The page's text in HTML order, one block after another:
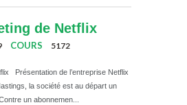
de Netflix
COURS
5172
Présentation de l’entreprise Netflix
la société est au départ un
un abonnemen...